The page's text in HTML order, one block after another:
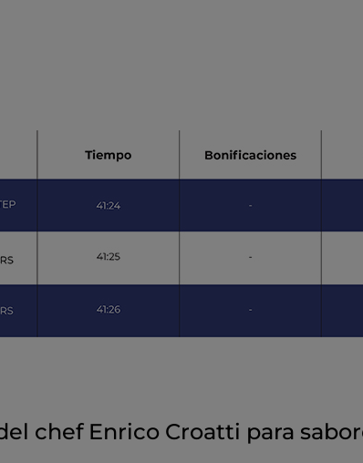
chef Enrico Croatti para